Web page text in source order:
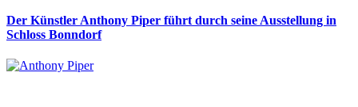
Der Künstler Anthony Piper führt durch seine Ausstellung in
Schloss Bonndorf